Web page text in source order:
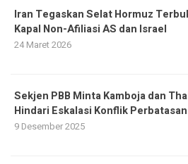
Iran Tegaskan Selat Hormuz
Kapal Non-Afiliasi AS dan Israel
24 Maret 2026
Sekjen PBB Minta Kamboja dan
Hindari Eskalasi Konflik Perbatasan
9 Desember 2025